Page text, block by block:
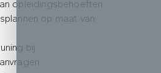
opleidingsbehoeften
op maat van
bij